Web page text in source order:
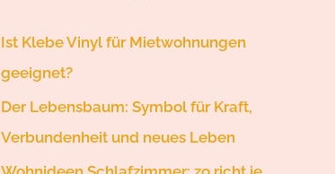
Ist Klebe Vinyl für Mietwohnungen
geeignet?
Der Lebensbaum: Symbol für Kraft,
Verbundenheit und neues Leben